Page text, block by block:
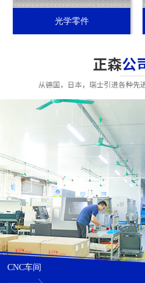
光学零件
CNC车间